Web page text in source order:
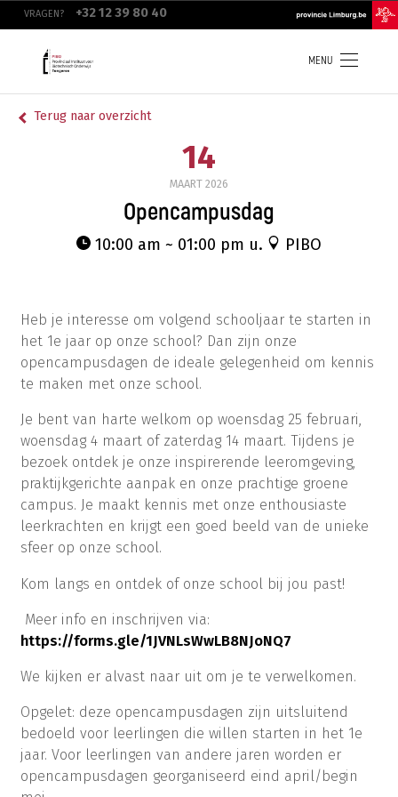
Overslaan
naar
VRAGEN? +32 12 39 80 40
navigation
MENU
Terug naar overzicht
14
MAART 2026
Opencampusdag
10:00 am ~ 01:00 pm u. PIBO
Heb je interesse om volgend schooljaar te starten in
het 1e jaar op onze school? Dan zijn onze
opencampusdagen de ideale gelegenheid om kennis
te maken met onze school.
Je bent van harte welkom op woensdag 25 februari,
woensdag 4 maart of zaterdag 14 maart. Tijdens je
bezoek ontdek je onze inspirerende leeromgeving,
praktijkgerichte aanpak en onze prachtige groene
campus. Je maakt kennis met onze enthousiaste
leerkrachten en krijgt een goed beeld van de unieke
sfeer op onze school.
Kom langs en ontdek of onze school bij jou past!
Meer info en inschrijven via:
https://forms.gle/1JVNLsWwLB8NJoNQ7
We kijken er alvast naar uit om je te verwelkomen.
Opgelet: deze opencampusdagen zijn uitsluitend
bedoeld voor leerlingen die willen starten in het 1e
jaar. Voor leerlingen van andere jaren worden er
opencampusdagen georganiseerd eind april/begin